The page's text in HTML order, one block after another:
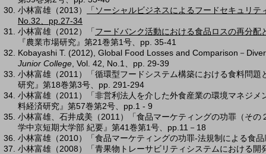
小林富雄（2013）
「ソーシャルビジネスによるフードセキュリ
No.32、pp.27-34
小林富雄（2012）「 フードバンク活動における食品ロスの再分
『農業市場研究』第21巻第1号、pp. 35-41
Kobayashi T. (2012), Global Food Losses and Comparison－
Junior College , Vol. 42, No.1、pp. 29-39
小林富雄（2011）「循環型フードシステム構築における食料問
研究』第18巻第3号、pp. 291-294
小林富雄（2011）「非営利法人を介した外食産業の環境マネジ
料経済研究』第57巻第2号、pp.1 - 9
小林富雄、石井成美（2011）「食品マーケティングの功罪（そ
学中京短期大学部 紀要』第41巻第1号、pp.11－18
小林富雄（2010）「食品マーケティングの功罪-法規制による食
小林富雄（2008）「青果物トレーサビリティシステムにおける